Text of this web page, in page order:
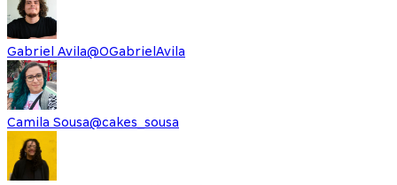
Gabriel Avila@OGabrielAvila
Camila Sousa@cakes_sousa